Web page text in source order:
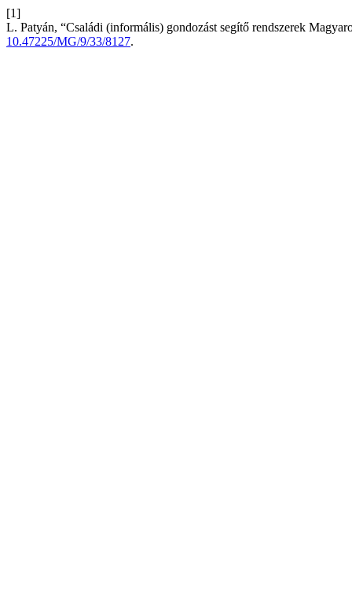
[1]
L. Patyán, “Családi (informális) gondozást segítő rendszerek
10.47225/MG/9/33/8127.